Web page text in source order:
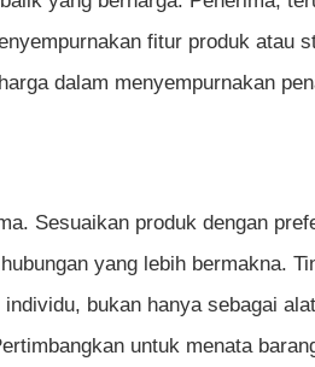
fitur produk atau
dalam menyempurnakan
Sesuaikan produk dengan
yang lebih bermakna.
bukan hanya sebagai
untuk menata